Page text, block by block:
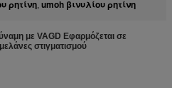
ρητίνη, umoh βινυλίου ρητίνη
με VAGD Εφαρμόζεται σε
στιγματισμού